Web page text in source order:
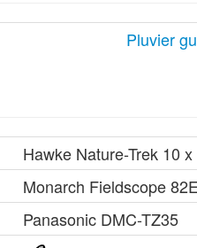
Pluvier
Hawke Nature-Trek 10
Monarch Fieldscope
Panasonic DMC-TZ35